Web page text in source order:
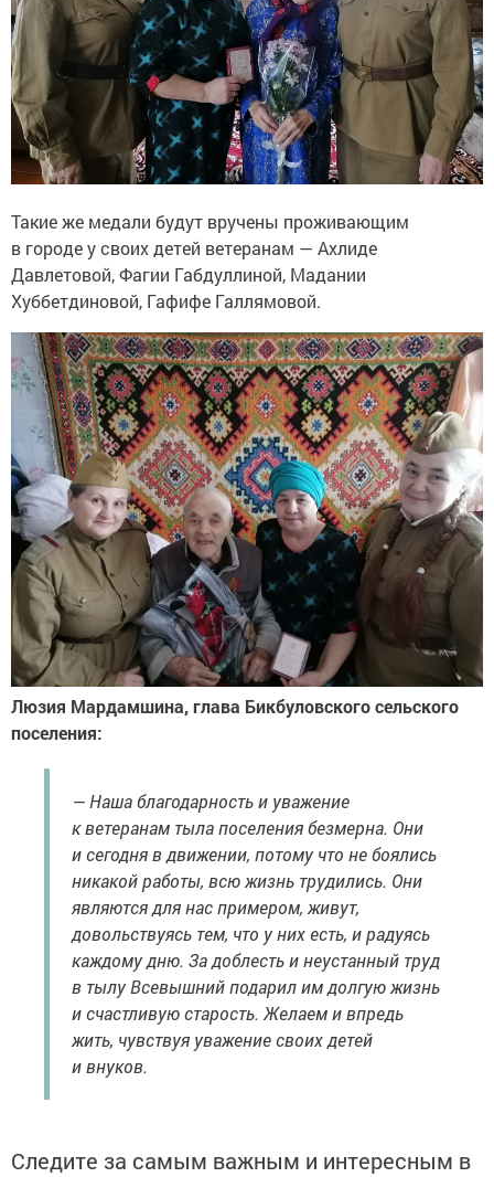
Такие же медали будут вручены проживающим
в городе у своих детей ветеранам — Ахлиде
Давлетовой, Фагии Габдуллиной, Мадании
Хуббетдиновой, Гафифе Галлямовой.
Люзия Мардамшина, глава Бикбуловского сельского
поселения:
— Наша благодарность и уважение
к ветеранам тыла поселения безмерна. Они
и сегодня в движении, потому что не боялись
никакой работы, всю жизнь трудились. Они
являются для нас примером, живут,
довольствуясь тем, что у них есть, и радуясь
каждому дню. За доблесть и неустанный труд
в тылу Всевышний подарил им долгую жизнь
и счастливую старость. Желаем и впредь
жить, чувствуя уважение своих детей
и внуков.
Следите за самым важным и интересным в